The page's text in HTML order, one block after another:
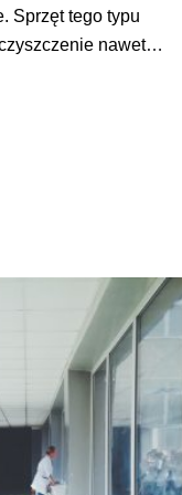
Sprzęt tego typu
nawet
tego urządzenia?